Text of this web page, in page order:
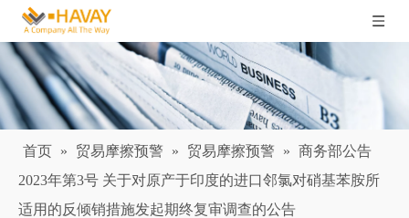
首页 » 贸易摩擦预警 » 贸易摩擦预警 » 商务部公告
2023年第3号 关于对原产于印度的进口邻氯对硝基苯胺所
适用的反倾销措施发起期终复审调查的公告